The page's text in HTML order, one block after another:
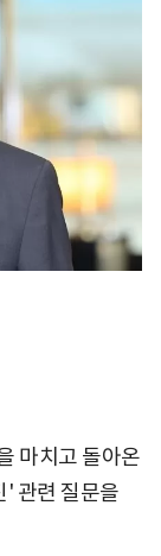
마치고 돌아온
' 관련 질문을